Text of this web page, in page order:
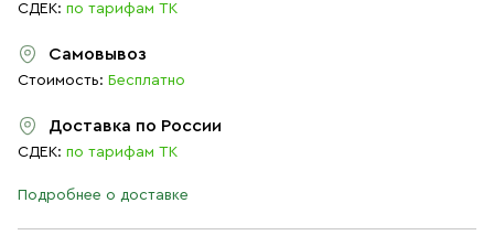
СДЕК: по тарифам ТК
Самовывоз
Стоимость: Бесплатно
Доставка по России
СДЕК: по тарифам ТК
Подробнее о доставке